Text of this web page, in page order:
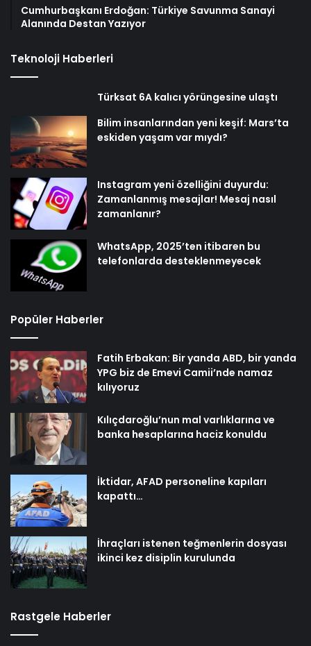
Cumhurbaşkanı Erdoğan: Türkiye Savunma Sanayi
Alanında Destan Yazıyor
Teknoloji Haberleri
Türksat 6A kalıcı yörüngesine ulaştı
Bilim insanlarından yeni keşif: Mars’ta
eskiden yaşam var mıydı?
Instagram yeni özelliğini duyurdu:
Zamanlanmış mesajlar! Mesaj nasıl
zamanlanır?
WhatsApp, 2025’ten itibaren bu
telefonlarda desteklenmeyecek
Popüler Haberler
Fatih Erbakan: Bir yanda ABD, bir yanda
YPG biz de Emevi Camii’nde namaz
kılıyoruz
Kılıçdaroğlu’nun mal varlıklarına ve
banka hesaplarına haciz konuldu
İktidar, AFAD personeline kapıları
kapattı…
İhraçları istenen teğmenlerin dosyası
ikinci kez disiplin kurulunda
Rastgele Haberler